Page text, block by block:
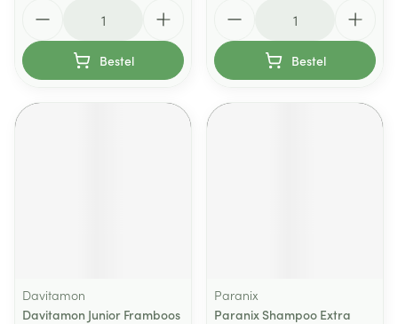
Bestel Bestel
Davitamon
Davitamon Junior Framboos
Paranix
Paranix Shampoo Extra